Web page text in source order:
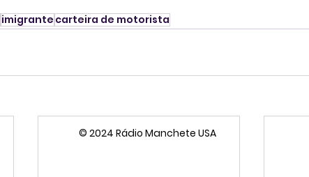
imigrante carteira de motorista
© 2024 Rádio Manchete USA